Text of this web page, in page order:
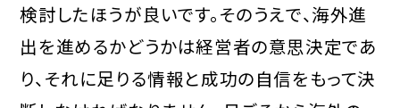
検討したほうが良いです。そのうえで、海外進
出を進めるかどうかは経営者の意思決定であ
り、それに足りる情報と成功の自信をもって決